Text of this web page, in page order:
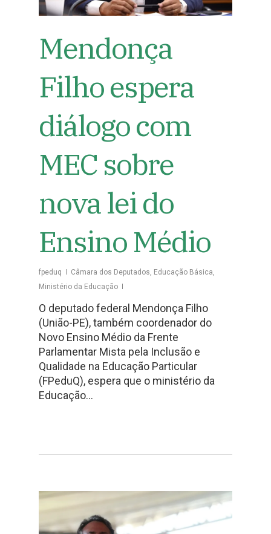
Mendonça
Filho espera
diálogo com
MEC sobre
nova lei do
Ensino Médio
fpeduq Câmara dos Deputados Educação Básica
Ministério da Educação
O deputado federal Mendonça Filho
(União-PE), também coordenador do
Novo Ensino Médio da Frente
Parlamentar Mista pela Inclusão e
Qualidade na Educação Particular
(FPeduQ), espera que o ministério da
Educação…